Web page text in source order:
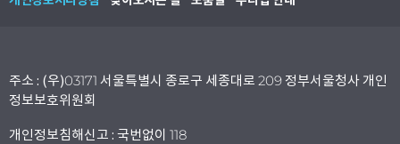
주소 : (우)03171 서울특별시 종로구 세종대로 209 정부서울청사 개인
정보보호위원회
개인정보침해신고 : 국번없이 118